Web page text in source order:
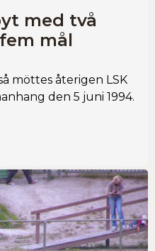
med två
mål
möttes återigen LSK
den 5 juni 1994.